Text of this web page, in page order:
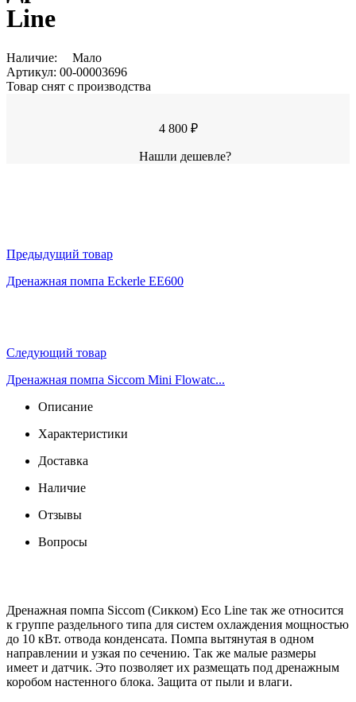
Line
Наличие:
Мало
Артикул: 00-00003696
Товар снят с производства
4 800 ₽
Нашли дешевле?
Предыдущий товар
Дренажная помпа Eckerle EE600
Следующий товар
Дренажная помпа Siccom Mini Flowatc...
Описание
Характеристики
Доставка
Наличие
Отзывы
Вопросы
Дренажная помпа Siccom (Сикком) Eco Line так же относится
к группе раздельного типа для систем охлаждения мощностью
до 10 кВт. отвода конденсата. Помпа вытянутая в одном
направлении и узкая по сечению. Так же малые размеры
имеет и датчик. Это позволяет их размещать под дренажным
коробом настенного блока. Защита от пыли и влаги.